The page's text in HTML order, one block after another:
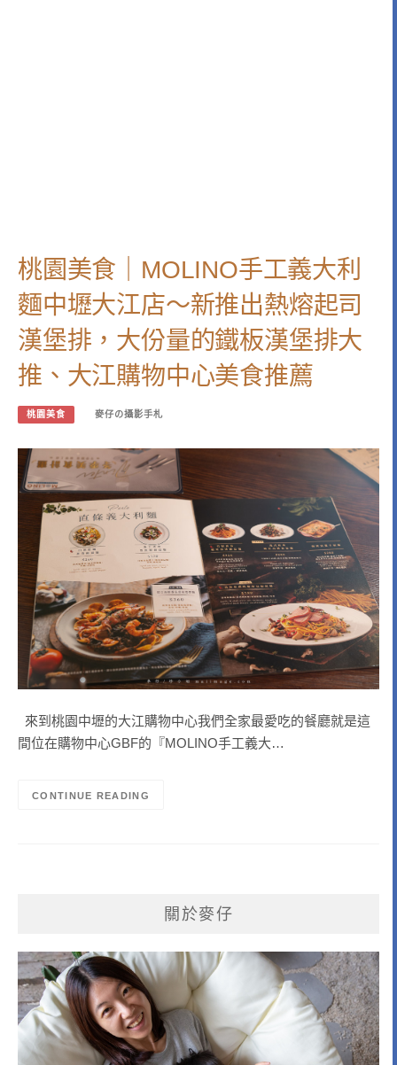
桃園美食｜MOLINO手工義大利
麵中壢大江店～新推出熱熔起司
漢堡排，大份量的鐵板漢堡排大
推、大江購物中心美食推薦
桃園美食 麥仔の攝影手札
來到桃園中壢的大江購物中心我們全家最愛吃的餐廳就是這
間位在購物中心GBF的『MOLINO手工義大…
CONTINUE READING
關於麥仔